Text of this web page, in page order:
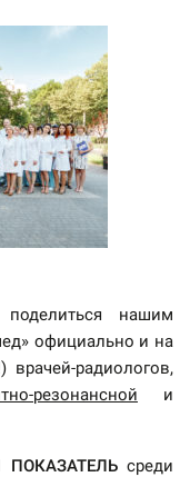
нашим
официально и на
радиологов,
резонансной и
среди